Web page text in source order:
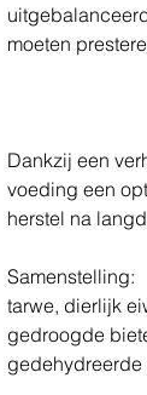
moeten
Dankzij een
voeding een
herstel na
Samenstelling:
tarwe, dierlijk
gedroogde